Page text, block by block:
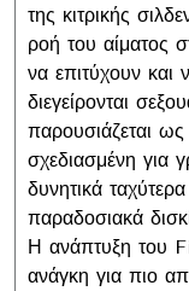
της κιτρικής
ροή του αίματος
να επιτύχουν και
διεγείρονται
παρουσιάζεται
σχεδιασμένη για
δυνητικά
παραδοσιακά
Η ανάπτυξη του
ανάγκη για πιο